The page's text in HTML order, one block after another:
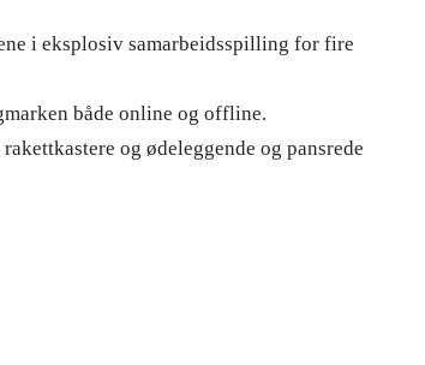
i eksplosiv samarbeidsspilling for fire
både online og offline.
og ødeleggende og pansrede